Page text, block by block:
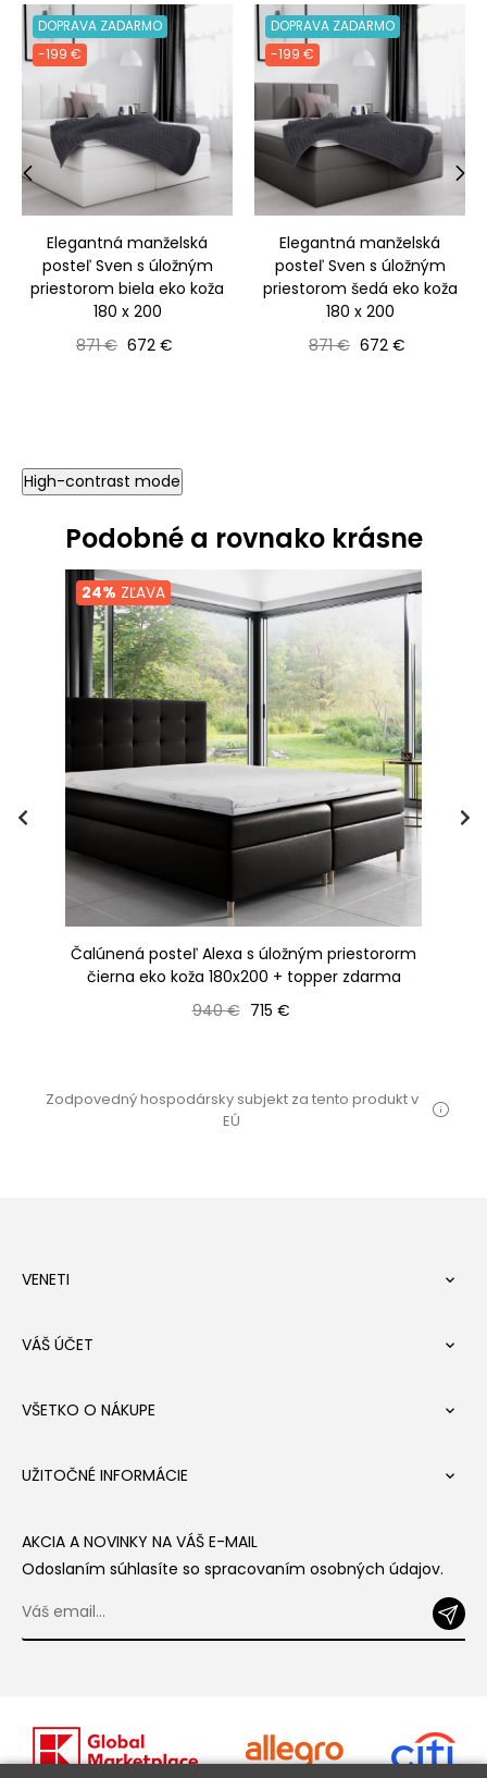
DOPRAVA ZADARMO
-199 €
Elegantná manželská
posteľ Sven s úložným
priestorom biela eko koža
180 x 200
Bežná cena
871 € Cena
672 €
DOPRAVA ZADARMO
-199 €
Elegantná manželská
posteľ Sven s úložným
priestorom šedá eko koža
180 x 200
Bežná cena
871 € Cena
672 €
‹ ›
High-contrast mode
Podobné a rovnako krásne
24% ZĽAVA
Čalúnená posteľ Alexa s úložným priestororm
čierna eko koža 180x200 + topper zdarma
Bežná cena
940 € Cena
715 €
Zodpovedný hospodársky subjekt za tento produkt v
EÚ
VENETI 
VÁŠ ÚČET 
VŠETKO O NÁKUPE 
UŽITOČNÉ INFORMÁCIE 
AKCIA A NOVINKY NA VÁŠ E-MAIL
Odoslaním súhlasíte so spracovaním osobných údajov.